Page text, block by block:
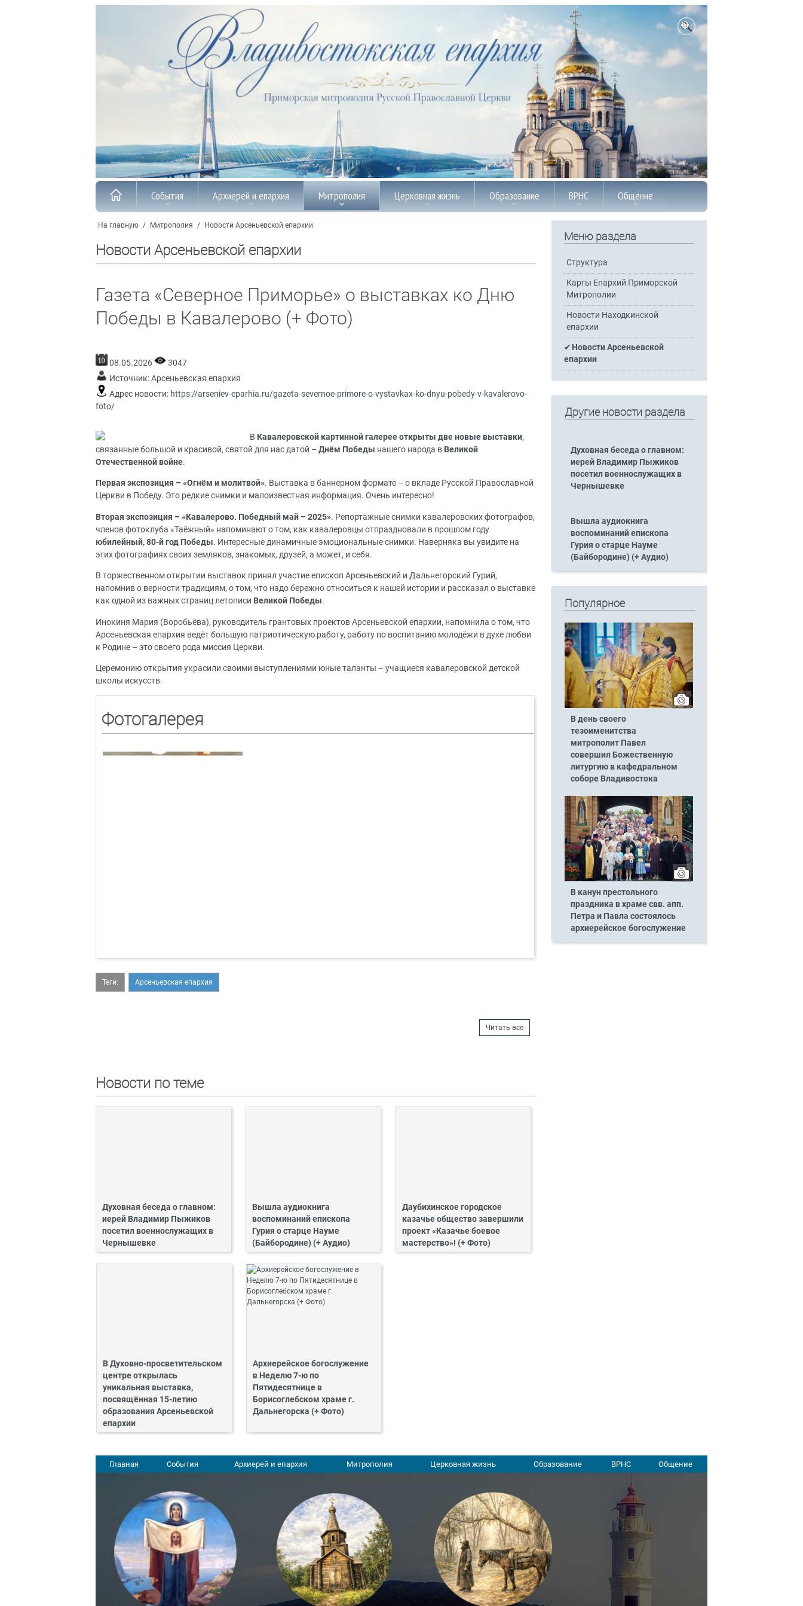
События Архиерей и епархия Митрополия Церковная жизнь Образование ВРНС Общение
На главную / Митрополия / Новости Арсеньевской епархии
Новости Арсеньевской епархии
Газета «Северное Приморье» о выставках ко Дню
Победы в Кавалерово (+ Фото)
08.05.2026
3047
Источник:Арсеньевская епархия
Адрес новости: https://arseniev-eparhia.ru/gazeta-severnoe-primore-o-vystavkax-ko-dnyu-pobedy-v-kavalerovo-
foto/
В Кавалеровской картинной галерее открыты две новые выставки,
связанные большой и красивой, святой для нас датой – Днём Победы нашего народа в Великой
Отечественной войне.
Первая экспозиция – «Огнём и молитвой». Выставка в баннерном формате – о вкладе Русской Православной
Церкви в Победу. Это редкие снимки и малоизвестная информация. Очень интересно!
Вторая экспозиция – «Кавалерово. Победный май – 2025». Репортажные снимки кавалеровских фотографов,
членовфотоклуба «Таёжный» напоминают о том, как кавалеровцы отпраздновали в прошлом году
юбилейный, 80-й год Победы. Интересные динамичные эмоциональные снимки. Наверняка вы увидите на
этих фотографиях своих земляков, знакомых, друзей, а может, и себя.
В торжественном открытии выставок принял участие епископ Арсеньевский и Дальнегорский Гурий,
напомнив о верности традициям, о том, что надо бережно относиться к нашей истории и рассказал о выставке
как одной из важных страниц летописи Великой Победы.
Инокиня Мария (Воробьёва), руководитель грантовых проектов Арсеньевской епархии, напомнила о том, что
Арсеньевская епархия ведёт большую патриотическую работу, работу по воспитанию молодёжи в духе любви
к Родине – это своего рода миссия Церкви.
Церемонию открытия украсили своими выступлениями юные таланты – учащиеся кавалеровской детской
школы искусств.
Фотогалерея
Теги: Арсеньевская епархия
Читать все
Новости по теме
Духовная беседа о главном:
иерей Владимир Пыжиков
посетил военнослужащих в
Чернышевке
Вышла аудиокнига
воспоминаний епископа
Гурия о старце Науме
(Байбородине) (+ Аудио)
Даубихинское городское
казачье общество завершили
проект «Казачье боевое
мастерство»! (+ Фото)
В Духовно-просветительском
центре открылась
уникальная выставка,
посвящённая 15-летию
образования Арсеньевской
епархии
Архиерейское богослужение
в Неделю 7-ю по
Пятидесятнице в
Борисоглебском храме г.
Дальнегорска (+ Фото)
Меню раздела
Структура
Карты Епархий Приморской
Митрополии
Новости Находкинской
епархии
Новости Арсеньевской
епархии
Другие новости раздела
Духовная беседа о главном:
иерей Владимир Пыжиков
посетил военнослужащих в
Чернышевке
Вышла аудиокнига
воспоминаний епископа
Гурия о старце Науме
(Байбородине) (+ Аудио)
Популярное
В день своего
тезоименитства
митрополит Павел
совершил Божественную
литургию в кафедральном
соборе Владивостока
В канун престольного
праздника в храме свв. апп.
Петра и Павла состоялось
архиерейское богослужение
Главная События Архиерей и епархия Митрополия Церковная жизнь Образование ВРНС Общение